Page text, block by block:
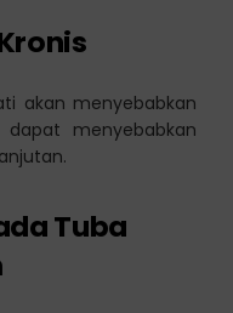
akan menyebabkan
menyebabkan
Tuba